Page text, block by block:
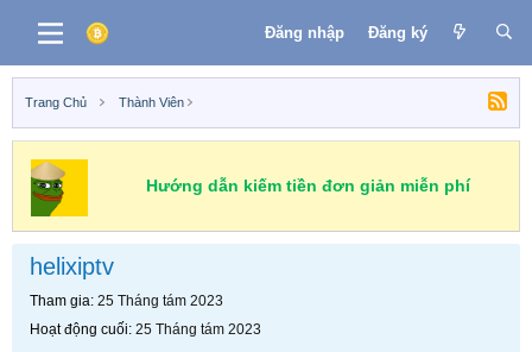
Đăng nhập Đăng ký
Trang Chủ Thành Viên
Hướng dẫn kiếm tiền đơn giản miễn phí
helixiptv
Tham gia 25 Tháng tám 2023
Hoạt động cuối 25 Tháng tám 2023